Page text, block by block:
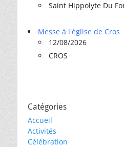
Saint Hippolyte Du
Messe à l'église de Cros
12/08/2026
CROS
Catégories
Accueil
Activités
Célébration